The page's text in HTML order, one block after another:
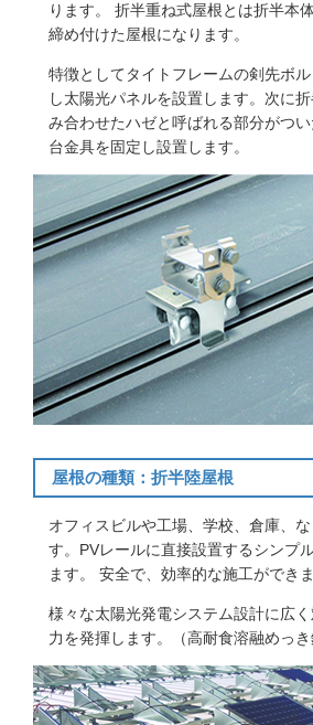
ります。 折半重ね式屋根とは折半本
締め付けた屋根になります。
特徴としてタイトフレームの剣先ボ
し太陽光パネルを設置します。次に
み合わせたハゼと呼ばれる部分がつ
台金具を固定し設置します。
屋根の種類：折半陸屋根
オフィスビルや工場、学校、倉庫、
す。PVレールに直接設置するシンプ
ます。 安全で、効率的な施工ができま
様々な太陽光発電システム設計に広
力を発揮します。（高耐食溶融めっき